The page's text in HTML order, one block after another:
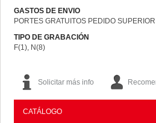
GASTOS DE ENVIO
PORTES GRATUITOS PEDIDO
TIPO DE GRABACIÓN
F(1), N(8)
Solicitar más info
CATÁLOGO